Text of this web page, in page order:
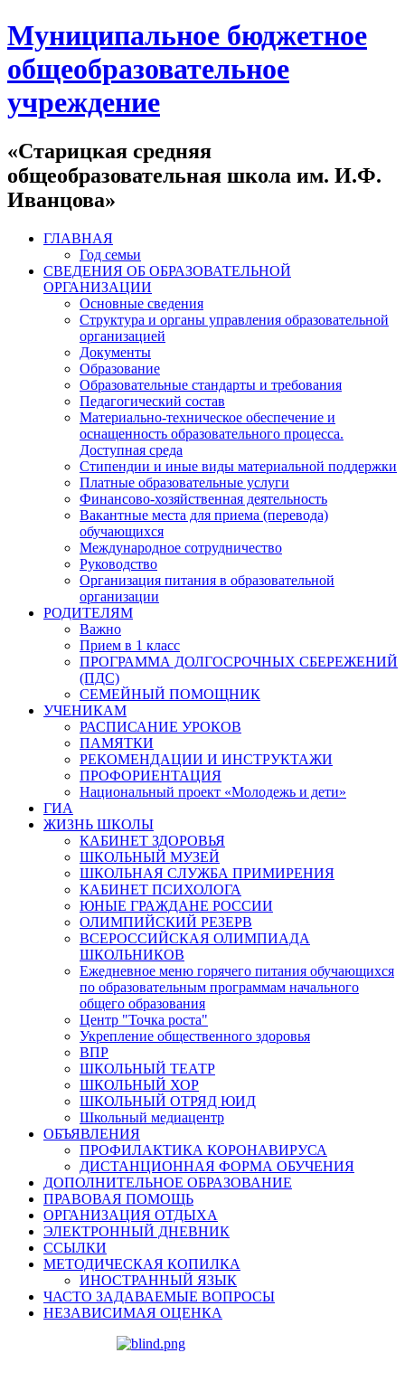
Муниципальное бюджетное
общеобразовательное
учреждение
«Старицкая средняя
общеобразовательная школа им. И.Ф.
Иванцова»
ГЛАВНАЯ
Год семьи
СВЕДЕНИЯ ОБ ОБРАЗОВАТЕЛЬНОЙ
ОРГАНИЗАЦИИ
Основные сведения
Структура и органы управления образовательной
организацией
Документы
Образование
Образовательные стандарты и требования
Педагогический состав
Материально-техническое обеспечение и
оснащенность образовательного процесса.
Доступная среда
Стипендии и иные виды материальной поддержки
Платные образовательные услуги
Финансово-хозяйственная деятельность
Вакантные места для приема (перевода)
обучающихся
Международное сотрудничество
Руководство
Организация питания в образовательной
организации
РОДИТЕЛЯМ
Важно
Прием в 1 класс
ПРОГРАММА ДОЛГОСРОЧНЫХ СБЕРЕЖЕНИЙ
(ПДС)
СЕМЕЙНЫЙ ПОМОЩНИК
УЧЕНИКАМ
РАСПИСАНИЕ УРОКОВ
ПАМЯТКИ
РЕКОМЕНДАЦИИ И ИНСТРУКТАЖИ
ПРОФОРИЕНТАЦИЯ
Национальный проект «Молодежь и дети»
ГИА
ЖИЗНЬ ШКОЛЫ
КАБИНЕТ ЗДОРОВЬЯ
ШКОЛЬНЫЙ МУЗЕЙ
ШКОЛЬНАЯ СЛУЖБА ПРИМИРЕНИЯ
КАБИНЕТ ПСИХОЛОГА
ЮНЫЕ ГРАЖДАНЕ РОССИИ
ОЛИМПИЙСКИЙ РЕЗЕРВ
ВСЕРОССИЙСКАЯ ОЛИМПИАДА
ШКОЛЬНИКОВ
Ежедневное меню горячего питания обучающихся
по образовательным программам начального
общего образования
Центр "Точка роста"
Укрепление общественного здоровья
ВПР
ШКОЛЬНЫЙ ТЕАТР
ШКОЛЬНЫЙ ХОР
ШКОЛЬНЫЙ ОТРЯД ЮИД
Школьный медиацентр
ОБЪЯВЛЕНИЯ
ПРОФИЛАКТИКА КОРОНАВИРУСА
ДИСТАНЦИОННАЯ ФОРМА ОБУЧЕНИЯ
ДОПОЛНИТЕЛЬНОЕ ОБРАЗОВАНИЕ
ПРАВОВАЯ ПОМОЩЬ
ОРГАНИЗАЦИЯ ОТДЫХА
ЭЛЕКТРОННЫЙ ДНЕВНИК
ССЫЛКИ
МЕТОДИЧЕСКАЯ КОПИЛКА
ИНОСТРАННЫЙ ЯЗЫК
ЧАСТО ЗАДАВАЕМЫЕ ВОПРОСЫ
НЕЗАВИСИМАЯ ОЦЕНКА